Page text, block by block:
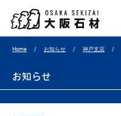
Home お知らせ 神戸支店
お知らせ